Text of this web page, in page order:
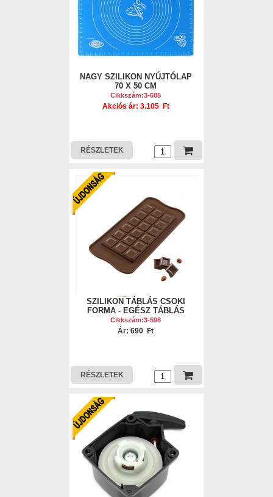
NAGY SZILIKON NYÚJTÓLAP
70 X 50 CM
Cikkszám:3-685
Akciós ár: 3.105 Ft
RÉSZLETEK
SZILIKON TÁBLÁS CSOKI
FORMA - EGÉSZ TÁBLÁS
Cikkszám:3-598
Ár: 690 Ft
RÉSZLETEK